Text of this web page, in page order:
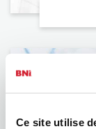
Ce site utilise